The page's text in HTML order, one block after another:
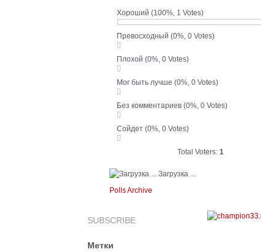
Хороший (100%, 1 Votes)
Превосходный (0%, 0 Votes)
Плохой (0%, 0 Votes)
Мог быть лучше (0%, 0 Votes)
Без комментариев (0%, 0 Votes)
Сойдет (0%, 0 Votes)
Total Voters: 1
Загрузка ...
Polls Archive
SUBSCRIBE
Метки